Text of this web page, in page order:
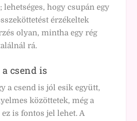
hogy csupán egy
érzékeltek
olyan, mintha egy rég
rá.
csend is
a csend is jól esik együtt,
közöttetek, még a
is fontos jel lehet. A